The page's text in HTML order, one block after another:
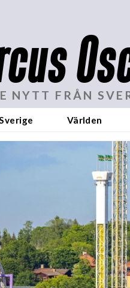
NYTT FRÅN
Sverige Världen